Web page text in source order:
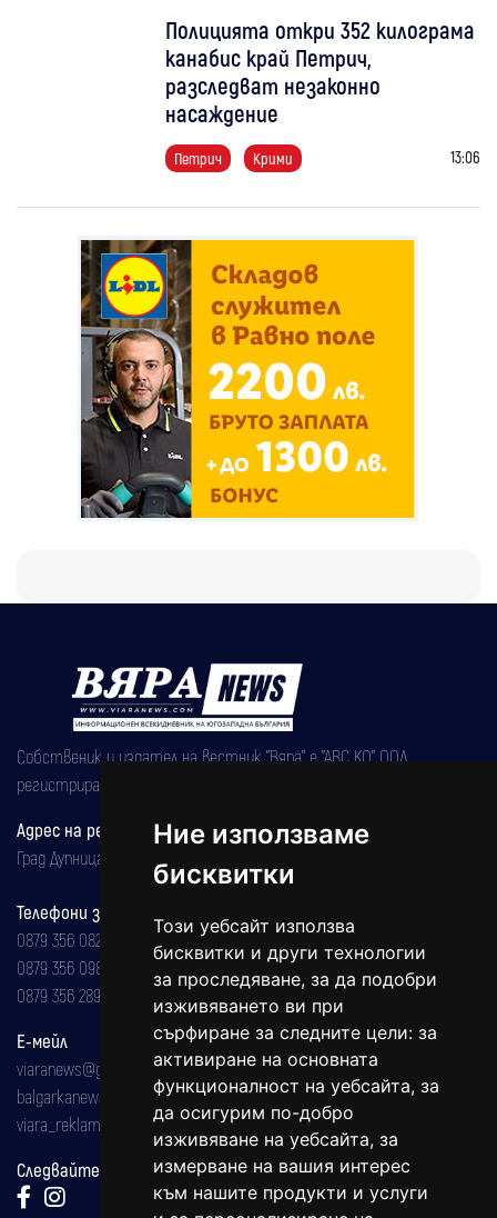
Ние използваме
бисквитки
Този уебсайт използва
бисквитки и други технологии
за проследяване, за да подобри
изживяването ви при
сърфиране за следните цели: за
активиране на основната
функционалност на уебсайта, за
да осигурим по-добро
изживяване на уебсайта, за
измерване на вашия интерес
към нашите продукти и услуги
Полицията откри 352 килограма
канабис край Петрич,
разследват незаконно
насаждение
Петрич Крими 13:06
Собственик и издател на вестник "Вяра" е "АВС КО" ООД,
регистрирана на 08.05.2002 година.
Адрес на редакцията
Град Дупница, ул.''Христо Ботев" 43
Телефони за реклама и абонаменти
0879 356 082
0879 356 098
0879 356 289
Е-мейл
viaranews@gmail.com
balgarkanews@gmail.com
viara_reklama@mail.bg
Следвайте ни: